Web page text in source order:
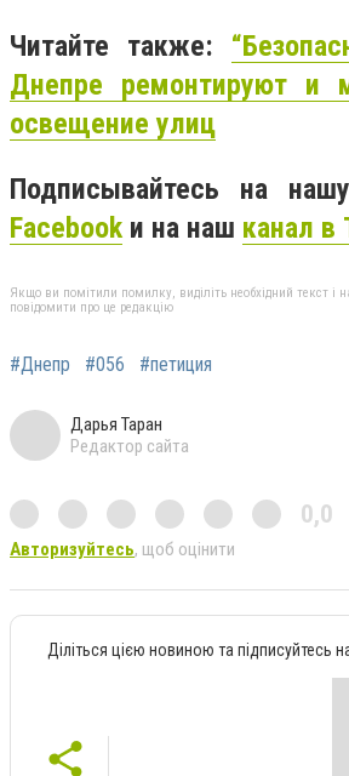
Читайте также:
Днепре ремонтируют и
освещение улиц
Подписывайтесь на
Facebook и на наш канал в
Якщо ви помітили помилку, виділіть необхідний текст і
повідомити про це редакцію
#Днепр #056 #петиция
Дарья Таран
Редактор сайта
0,0
Авторизуйтесь, щоб оцінити
Діліться цією новиною та підписуйтесь